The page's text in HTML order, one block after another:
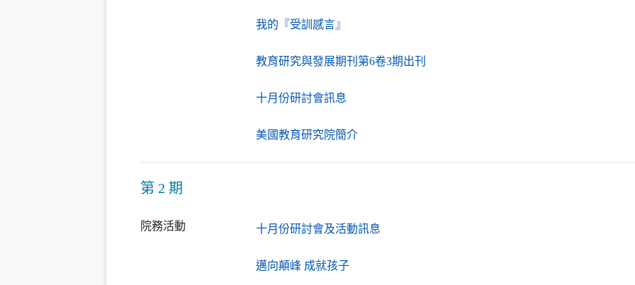
我的『受訓感言』
教育研究與發展期刊第6卷3期出刊
十月份研討會訊息
美國教育研究院簡介（另開新視窗）
第 2 期
院務活動 十月份研討會及活動訊息
邁向顛峰 成就孩子（另開新視窗）